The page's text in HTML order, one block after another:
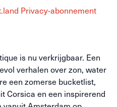
is nu verkrijgbaar. Een
verhalen over zon, water
een zomerse bucketlist,
Corsica en een inspirerend
Privacy-abonnement